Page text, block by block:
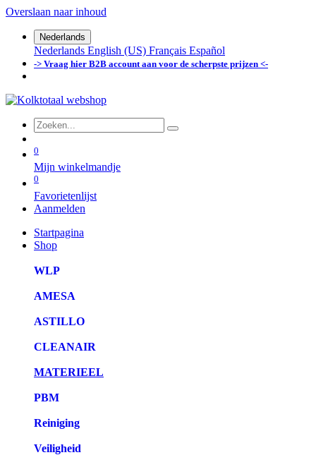
Overslaan naar inhoud
Nederlands
Nederlands English (US) Français Español
-> Vraag hier B2B account aan voor de scherpste prijzen <-
0
Mijn winkelmandje
0
Favorietenlijst
Aanmelden
Startpagina
Shop
WLP
AMESA
ASTILLO
CLEANAIR
MATERIEEL
PBM
Reiniging
Veiligheid